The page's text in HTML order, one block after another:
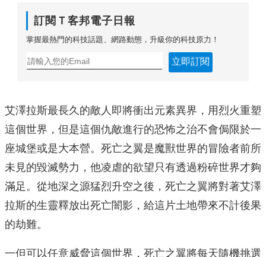
訂閱Ｔ客邦電子日報
掌握最熱門的科技話題、網路動態，升級你的科技原力！
立即訂閱
艾澤拉斯最長久的敵人即將衝出元素異界，用烈火重塑
這個世界，但是這個仇敵進行的恐怖之治不會侷限於一
座城堡或是大本營。死亡之翼是魔獸世界的冒險者前所
未見的毀滅勢力，他凌虐的欲望只有透過粉碎世界才夠
滿足。從地深之源猛烈升空之後，死亡之翼將對著艾澤
拉斯的生靈釋放出死亡闇影，給這片土地帶來不計後果
的劫難。
一但可以任意威脅這個世界，死亡之翼將每天隨機挑選